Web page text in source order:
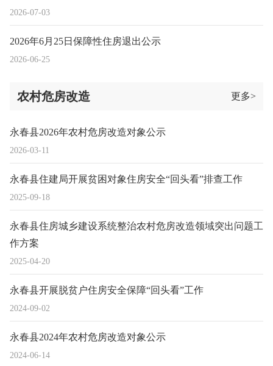
2026-07-03
2026-06-25
2026年6月25日保障性住房退出公示
农村危房改造 更多>
2026-03-11
永春县2026年农村危房改造对象公示
2025-09-18
永春县住建局开展贫困对象住房安全“回头看”排查工作
2025-04-20
永春县住房城乡建设系统整治农村危房改造领域突出问题工
作方案
2024-09-02
永春县开展脱贫户住房安全保障“回头看”工作
2024-06-14
永春县2024年农村危房改造对象公示